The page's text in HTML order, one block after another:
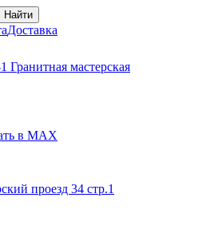
Доставка
Гранитная мастерская
проезд 34 стр.1